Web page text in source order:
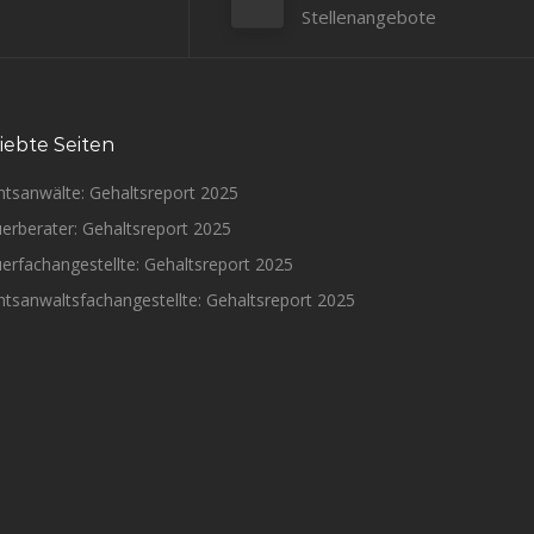
Stellenangebote
Seiten
Gehaltsreport 2025
Gehaltsreport 2025
Gehaltsreport 2025
Gehaltsreport 2025